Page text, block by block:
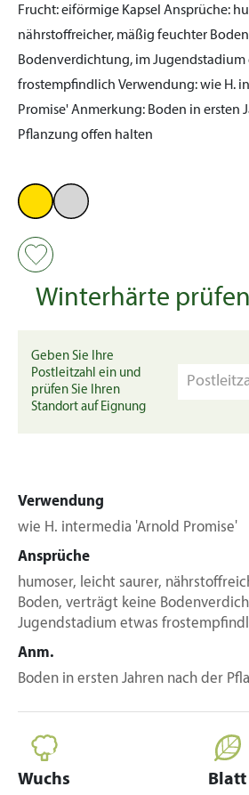
Frucht:eiförmige Kapsel Ansprüche:
nährstoffreicher, mäßig feuchter
Bodenverdichtung, im Jugendstadium
frostempfindlich Verwendung:wie H.
Promise'Anmerkung: Boden in ersten
Pflanzung offen halten
Winterhärte prüfen
Geben Sie Ihre
Postleitzahl ein und
prüfen Sie Ihren
Standort auf Eignung
Verwendung
wie H. intermedia 'Arnold Promise'
Ansprüche
humoser, leicht saurer,
Boden, verträgt keine
Jugendstadium etwas
Anm.
Boden in ersten Jahren nach der
Wuchs Blatt